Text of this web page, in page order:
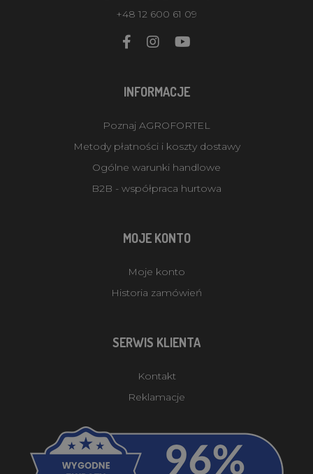
+48 12 600 61 09
INFORMACJE
Poznaj AGROFORTEL
Metody płatności i koszty dostawy
Ogólne warunki handlowe
B2B - współpraca hurtowa
MOJE KONTO
Moje konto
Historia zamówień
SERWIS KLIENTA
Kontakt
Reklamacje